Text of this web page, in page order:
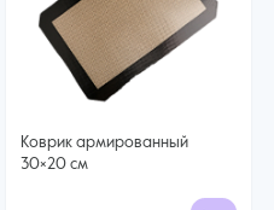
Коврик армированный
30×20 см